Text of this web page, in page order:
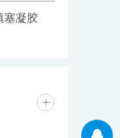
塞凝胶
+